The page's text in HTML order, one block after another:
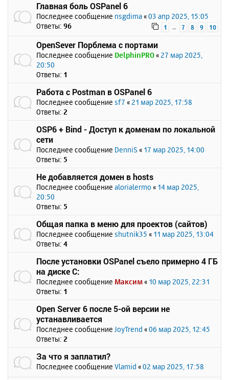
Главная боль OSPanel 6
Последнее сообщение nsgdima «03 апр 2025, 15:05
Ответы: 96 1 … 7 8 9 10
OpenSever Порблема с портами
Последнее сообщение DelphinPRO « 27 мар 2025,
20:50
Ответы: 1
Работа с Postman в OSPanel 6
Последнее сообщение sf7 « 21 мар 2025, 17:58
Ответы: 2
OSP6 + Bind - Доступ к доменам по локальной
сети
Последнее сообщение DenniS « 17 мар 2025, 14:00
Ответы: 5
Не добавляется домен в hosts
Последнее сообщение alorialermo « 14 мар 2025,
20:50
Ответы: 5
Общая папка в меню для проектов (сайтов)
Последнее сообщение shutnik35 « 11 мар 2025, 13:04
Ответы: 4
После установки OSPanel съело примерно 4 ГБ
на диске C:
Последнее сообщение Максим « 10 мар 2025, 22:31
Ответы: 1
Open Server 6 после 5-ой версии не
устанавливается
Последнее сообщение JoyTrend «06 мар 2025, 12:45
Ответы: 2
За что я заплатил?
Последнее сообщение Vlamid «02 мар 2025, 17:58